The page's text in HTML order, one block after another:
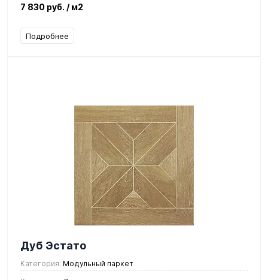
7 830 руб. / м2
Подробнее
Дуб Эстато
Категория: Модульный паркет